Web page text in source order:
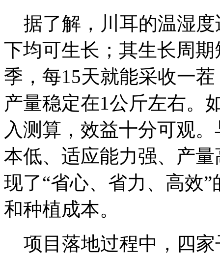
据了解，川耳的温湿
下均可生长；其生长周
季，每15天就能采收一
产量稳定在1公斤左右。
入测算，效益十分可观
本低、适应能力强、产
现了“省心、省力、高效
和种植成本。
项目落地过程中，四家